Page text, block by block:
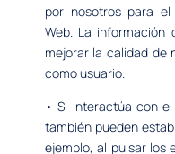
por nosotros para
Web. La información
mejorar la calidad de
como usuario.
• Si interactúa con
también pueden
ejemplo, al pulsar los